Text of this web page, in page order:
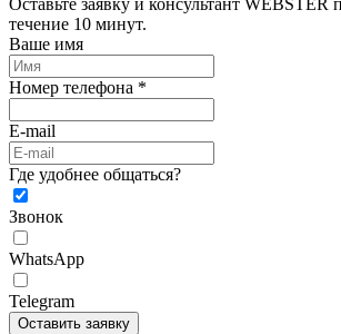
Оставьте заявку и консультант WEBSTER
течение 10 минут.
Ваше имя
Номер телефона *
E-mail
Где удобнее общаться?
Звонок
WhatsApp
Telegram
Оставить заявку